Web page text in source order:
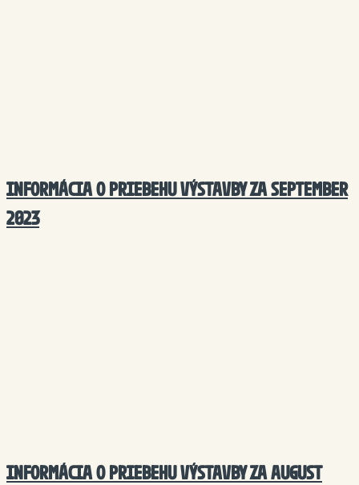
INFORMÁCIA O PRIEBEHU VÝSTAVBY ZA SEPTEMBER
2023
INFORMÁCIA O PRIEBEHU VÝSTAVBY ZA AUGUST